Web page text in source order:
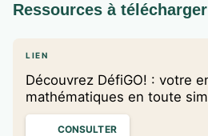
Ressources à télécharger
LIEN
Découvrez DéfiGO! : votre
mathématiques en toute
CONSULTER